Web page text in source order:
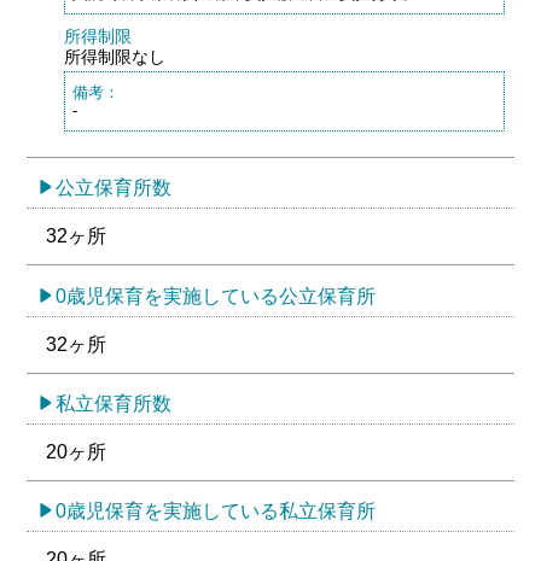
所得制限
所得制限なし
備考：
-
公立保育所数
32ヶ所
0歳児保育を実施している公立保育所
32ヶ所
私立保育所数
20ヶ所
0歳児保育を実施している私立保育所